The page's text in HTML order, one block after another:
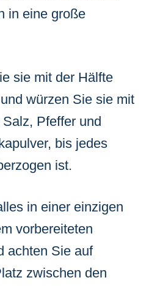
in eine große
sie mit der Hälfte
würzen Sie sie mit
Pfeffer und
bis jedes
ist.
in einer einzigen
vorbereiteten
achten Sie auf
zwischen den